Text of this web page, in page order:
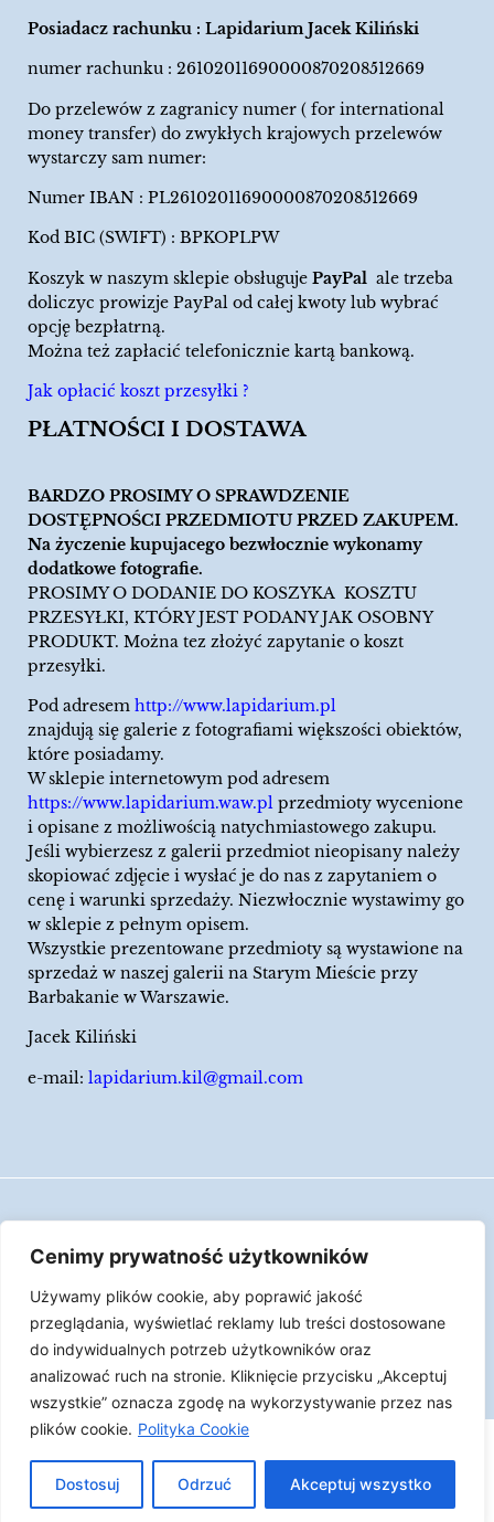
Cenimy prywatność użytkowników
Używamy plików cookie, aby poprawić jakość
przeglądania, wyświetlać reklamy lub treści dostosowane
do indywidualnych potrzeb użytkowników oraz
analizować ruch na stronie. Kliknięcie przycisku „Akceptuj
wszystkie” oznacza zgodę na wykorzystywanie przez nas
plików cookie. Polityka Cookie
Dostosuj Odrzuć Akceptuj wszystko
Posiadacz rachunku : Lapidarium Jacek Kiliński
numer rachunku : 26102011690000870208512669
Do przelewów z zagranicy numer ( for international
money transfer) do zwykłych krajowych przelewów
wystarczy sam numer:
Numer IBAN : PL26102011690000870208512669
Kod BIC (SWIFT) : BPKOPLPW
Koszyk w naszym sklepie obsługuje PayPal ale trzeba
doliczyc prowizje PayPal od całej kwoty lub wybrać
opcję bezpłatrną.
Można też zapłacić telefonicznie kartą bankową.
Jak opłacić koszt przesyłki ?
PŁATNOŚCI I DOSTAWA
BARDZO PROSIMY O SPRAWDZENIE
DOSTĘPNOŚCI PRZEDMIOTU PRZED ZAKUPEM.
Na życzenie kupujacego bezwłocznie wykonamy
dodatkowe fotografie.
PROSIMY O DODANIE DO KOSZYKA KOSZTU
PRZESYŁKI, KTÓRY JEST PODANY JAK OSOBNY
PRODUKT. Można tez złożyć zapytanie o koszt
przesyłki.
Pod adresem http://www.lapidarium.pl
znajdują się galerie z fotografiami większości obiektów,
które posiadamy.
W sklepie internetowym pod adresem
https://www.lapidarium.waw.pl przedmioty wycenione
i opisane z możliwością natychmiastowego zakupu.
Jeśli wybierzesz z galerii przedmiot nieopisany należy
skopiować zdjęcie i wysłać je do nas z zapytaniem o
cenę i warunki sprzedaży. Niezwłocznie wystawimy go
w sklepie z pełnym opisem.
Wszystkie prezentowane przedmioty są wystawione na
sprzedaż w naszej galerii na Starym Mieście przy
Barbakanie w Warszawie.
Jacek Kiliński
e-mail: lapidarium.kil@gmail.com
Polityka Cookies
LAPIDARIUM Jacka Kilińskiego | Człowiek jest
epizodem w życiu przedmiotów.
Made with ♥︎ by Skydoo